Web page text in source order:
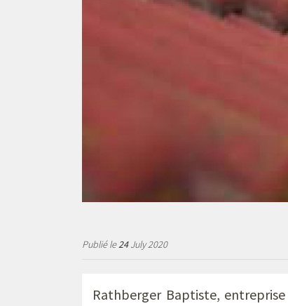
Publié le24July 2020
Rathberger Baptiste,